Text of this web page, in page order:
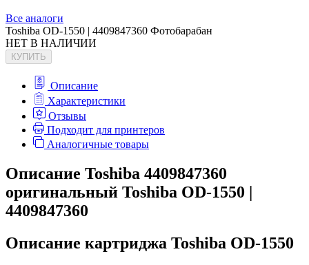
Все аналоги
Toshiba OD-1550 | 4409847360 Фотобарабан
НЕТ В НАЛИЧИИ
КУПИТЬ
Описание
Характеристики
Отзывы
Подходит для принтеров
Аналогичные товары
Описание Toshiba 4409847360
оригинальный Toshiba OD-1550 |
4409847360
Описание картриджа Toshiba OD-1550